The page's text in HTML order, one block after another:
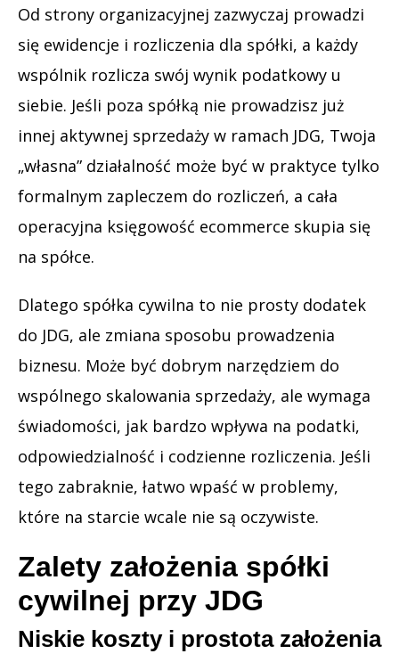
Od strony organizacyjnej zazwyczaj prowadzi
się ewidencje i rozliczenia dla spółki, a każdy
wspólnik rozlicza swój wynik podatkowy u
siebie. Jeśli poza spółką nie prowadzisz już
innej aktywnej sprzedaży w ramach JDG, Twoja
„własna” działalność może być w praktyce tylko
formalnym zapleczem do rozliczeń, a cała
operacyjna księgowość ecommerce skupia się
na spółce.
Dlatego spółka cywilna to nie prosty dodatek
do JDG, ale zmiana sposobu prowadzenia
biznesu. Może być dobrym narzędziem do
wspólnego skalowania sprzedaży, ale wymaga
świadomości, jak bardzo wpływa na podatki,
odpowiedzialność i codzienne rozliczenia. Jeśli
tego zabraknie, łatwo wpaść w problemy,
które na starcie wcale nie są oczywiste.
Zalety założenia spółki
cywilnej przy JDG
Niskie koszty i prostota założenia